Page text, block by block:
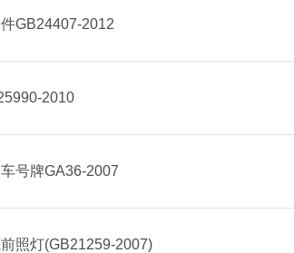
GB24407-2012
2010
号牌GA36-2007
照灯(GB21259-2007)